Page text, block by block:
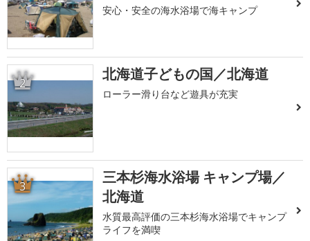
安心・安全の海水浴場で海キャンプ
2 北海道子どもの国／北海道
ローラー滑り台など遊具が充実
3
三本杉海水浴場 キャンプ場／
北海道
水質最高評価の三本杉海水浴場でキャンプ
ライフを満喫